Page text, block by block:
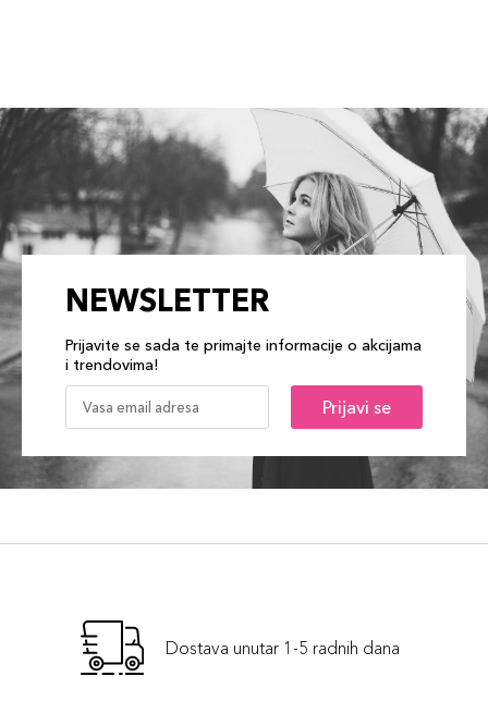
NEWSLETTER
Prijavite se sada te primajte informacije o akcijama
i trendovima!
Prijavi se
Dostava unutar 1-5 radnih dana